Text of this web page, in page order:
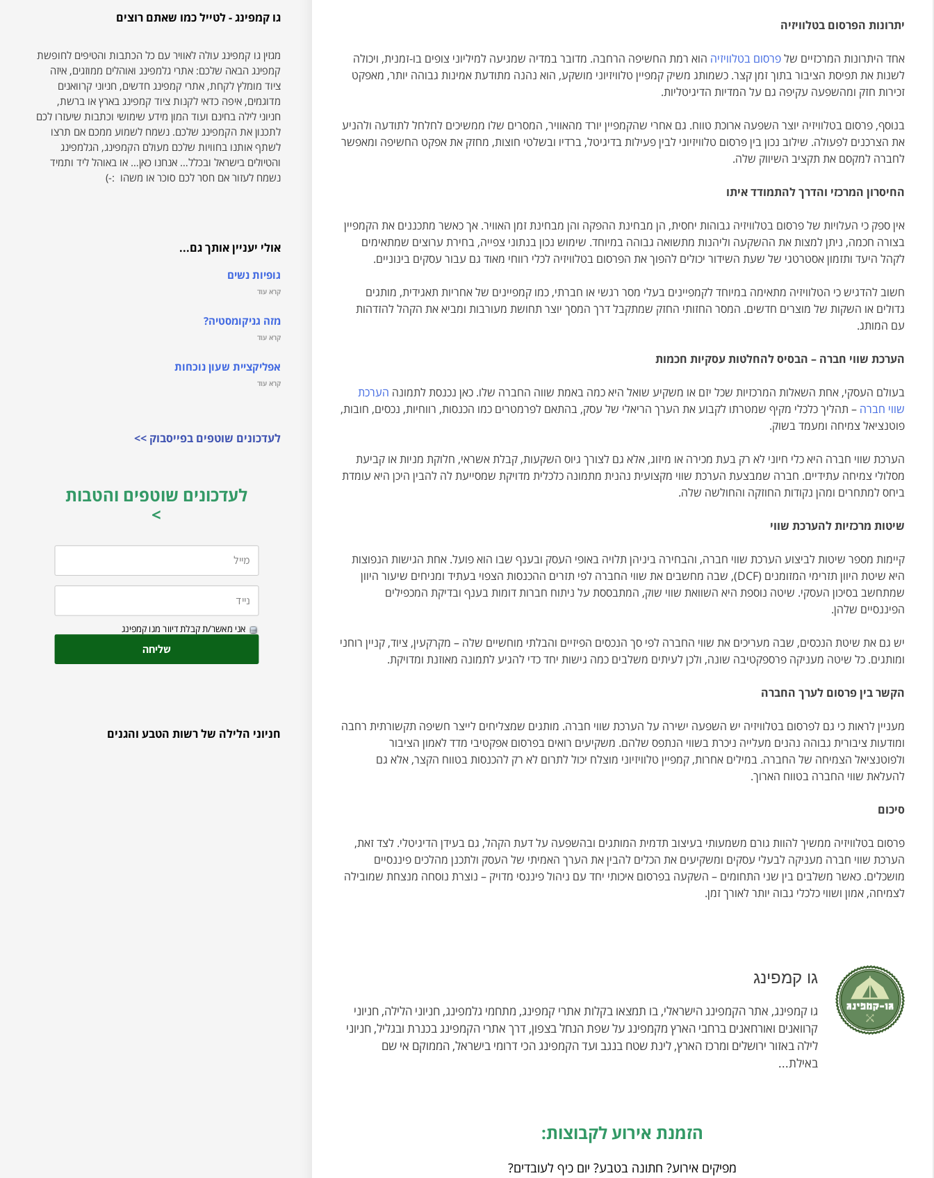
יתרונות הפרסום בטלוויזיה
אחד היתרונות המרכזיים שלפרסום בטלוויזיה הוא רמת החשיפה הרחבה. מדובר במדיה שמגיעה למיליוני צופים בו-זמנית, ויכולה
לשנות את תפיסת הציבור בתוך זמן קצר. כשמותג משיק קמפיין טלוויזיוני מושקע, הוא נהנה מתודעת אמינות גבוהה יותר, מאפקט
זכירות חזק ומהשפעה עקיפה גם על המדיות הדיגיטליות.
בנוסף, פרסום בטלוויזיה יוצר השפעה ארוכת טווח. גם אחרי שהקמפיין יורד מהאוויר, המסרים שלו ממשיכים לחלחל לתודעה ולהניע
את הצרכנים לפעולה. שילוב נכון בין פרסום טלוויזיוני לבין פעילות בדיגיטל, ברדיו ובשלטי חוצות, מחזק את אפקט החשיפה ומאפשר
לחברה למקסם את תקציב השיווק שלה.
החיסרון המרכזי והדרך להתמודד איתו
אין ספק כי העלויות של פרסום בטלוויזיה גבוהות יחסית, הן מבחינת ההפקה והן מבחינת זמן האוויר. אך כאשר מתכננים את הקמפיין
בצורה חכמה, ניתן למצות את ההשקעה וליהנות מתשואה גבוהה במיוחד. שימוש נכון בנתוני צפייה, בחירת ערוצים שמתאימים
לקהל היעד ותזמון אסטרטגי של שעת השידור יכולים להפוך את הפרסום בטלוויזיה לכלי רווחי מאוד גם עבור עסקים בינוניים.
חשוב להדגיש כי הטלוויזיה מתאימה במיוחד לקמפיינים בעלי מסר רגשי או חברתי, כמו קמפיינים של אחריות תאגידית, מותגים
גדולים או השקות של מוצרים חדשים. המסר החזותי החזק שמתקבל דרך המסך יוצר תחושת מעורבות ומביא את הקהל להזדהות
עם המותג.
הערכת שווי חברה – הבסיס להחלטות עסקיות חכמות
בעולם העסקי, אחת השאלות המרכזיות שכל יזם או משקיע שואל היא כמה באמת שווה החברה שלו. כאן נכנסת לתמונה הערכת
שווי חברה – תהליך כלכלי מקיף שמטרתו לקבוע את הערך הריאלי של עסק, בהתאם לפרמטרים כמו הכנסות, רווחיות, נכסים, חובות,
פוטנציאל צמיחה ומעמד בשוק.
הערכת שווי חברה היא כלי חיוני לא רק בעת מכירה או מיזוג, אלא גם לצורך גיוס השקעות, קבלת אשראי, חלוקת מניות או קביעת
מסלולי צמיחה עתידיים. חברה שמבצעת הערכת שווי מקצועית נהנית מתמונה כלכלית מדויקת שמסייעת לה להבין היכן היא עומדת
ביחס למתחרים ומהן נקודות החוזקה והחולשה שלה.
שיטות מרכזיות להערכת שווי
קיימות מספר שיטות לביצוע הערכת שווי חברה, והבחירה ביניהן תלויה באופי העסק ובענף שבו הוא פועל. אחת הגישות הנפוצות
היא שיטת היוון תזרימי המזומנים (DCF), שבה מחשבים את שווי החברה לפי תזרים ההכנסות הצפוי בעתיד ומניחים שיעור היוון
שמתחשב בסיכון העסקי. שיטה נוספת היא השוואת שווי שוק, המתבססת על ניתוח חברות דומות בענף ובדיקת המכפילים
הפיננסיים שלהן.
יש גם את שיטת הנכסים, שבה מעריכים את שווי החברה לפי סך הנכסים הפיזיים והבלתי מוחשיים שלה – מקרקעין, ציוד, קניין רוחני
ומותגים. כל שיטה מעניקה פרספקטיבה שונה, ולכן לעיתים משלבים כמה גישות יחד כדי להגיע לתמונה מאוזנת ומדויקת.
הקשר בין פרסום לערך החברה
מעניין לראות כי גם לפרסום בטלוויזיה יש השפעה ישירה על הערכת שווי חברה. מותגים שמצליחים לייצר חשיפה תקשורתית רחבה
ומודעות ציבורית גבוהה נהנים מעלייה ניכרת בשווי הנתפס שלהם. משקיעים רואים בפרסום אפקטיבי מדד לאמון הציבור
ולפוטנציאל הצמיחה של החברה. במילים אחרות, קמפיין טלוויזיוני מוצלח יכול לתרום לא רק להכנסות בטווח הקצר, אלא גם
להעלאת שווי החברה בטווח הארוך.
סיכום
פרסום בטלוויזיה ממשיך להוות גורם משמעותי בעיצוב תדמית המותגים ובהשפעה על דעת הקהל, גם בעידן הדיגיטלי. לצד זאת,
הערכת שווי חברה מעניקה לבעלי עסקים ומשקיעים את הכלים להבין את הערך האמיתי של העסק ולתכנן מהלכים פיננסיים
מושכלים. כאשר משלבים בין שני התחומים – השקעה בפרסום איכותי יחד עם ניהול פיננסי מדויק – נוצרת נוסחה מנצחת שמובילה
לצמיחה, אמון ושווי כלכלי גבוה יותר לאורך זמן.
גו קמפינג
גו קמפינג, אתר הקמפינג הישראלי, בו תמצאו בקלות אתרי קמפינג, מתחמי גלמפינג, חניוני הלילה, חניוני
קרוואנים ואורחאנים ברחבי הארץ מקמפינג על שפת הנחל בצפון, דרך אתרי הקמפינג בכנרת ובגליל, חניוני
לילה באזור ירושלים ומרכז הארץ, לינת שטח בנגב ועד הקמפינג הכי דרומי בישראל, הממוקם אי שם
באילת...
הזמנת אירוע לקבוצות:
מפיקים אירוע? חתונה בטבע? יום כיף לעובדים?
גו קמפינג - לטייל כמו שאתם רוצים
מגזין גו קמפינג עולה לאוויר עם כל הכתבות והטיפים לחופשת
קמפינג הבאה שלכם: אתרי גלמפינג ואוהלים ממוזגים, איזה
ציוד מומלץ לקחת, אתרי קמפינג חדשים, חניוני קרוואנים
מדוגמים, איפה כדאי לקנות ציוד קמפינג בארץ או ברשת,
חניוני לילה בחינם ועוד המון מידע שימושי וכתבות שיעזרו לכם
לתכנון את הקמפינג שלכם. נשמח לשמוע ממכם אם תרצו
לשתף אותנו בחוויות שלכם מעולם הקמפינג, הגלמפינג
והטיולים בישראל ובכלל… אנחנו כאן… או באוהל ליד ותמיד
נשמח לעזור אם חסר לכם סוכר או משהו :-)
אולי יעניין אותך גם...
גופיות נשים
קרא עוד
מזה גניקומסטיה?
קרא עוד
אפליקציית שעון נוכחות
קרא עוד
לעדכונים שוטפים בפייסבוק >>
לעדכונים שוטפים והטבות
>
אני מאשר/ת קבלת דיוור מגו קמפינג
חניוני הלילה של רשות הטבע והגנים